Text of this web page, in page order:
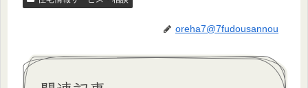
oreha7@7fudousannou